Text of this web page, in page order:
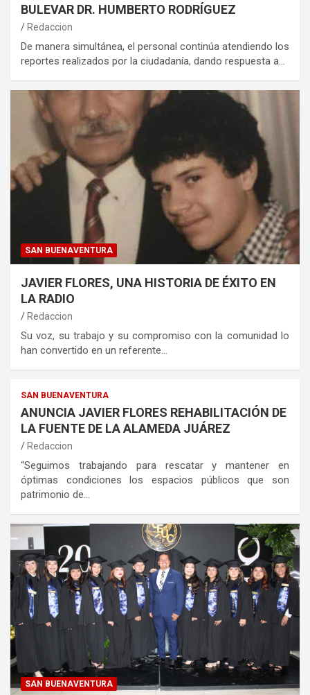
BULEVAR DR. HUMBERTO RODRÍGUEZ
Redaccion
De manera simultánea, el personal continúa atendiendo los
reportes realizados por la ciudadanía, dando respuesta a…
SAN BUENAVENTURA
JAVIER FLORES, UNA HISTORIA DE ÉXITO EN
LA RADIO
Redaccion
Su voz, su trabajo y su compromiso con la comunidad lo
han convertido en un referente…
SAN BUENAVENTURA
ANUNCIA JAVIER FLORES REHABILITACIÓN DE
LA FUENTE DE LA ALAMEDA JUÁREZ
Redaccion
“Seguimos trabajando para rescatar y mantener en
óptimas condiciones los espacios públicos que son
patrimonio de…
SAN BUENAVENTURA